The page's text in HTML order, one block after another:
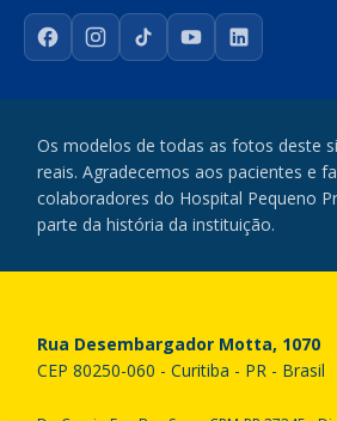
FacebookInstagram
TikTokYouTubeLinkedIn
Os modelos de todas as fotos deste
reais. Agradecemos aos pacientes e
colaboradores do Hospital Pequeno
parte da história da instituição.
Rua Desembargador Motta, 1070
CEP 80250-060 - Curitiba - PR - Brasil